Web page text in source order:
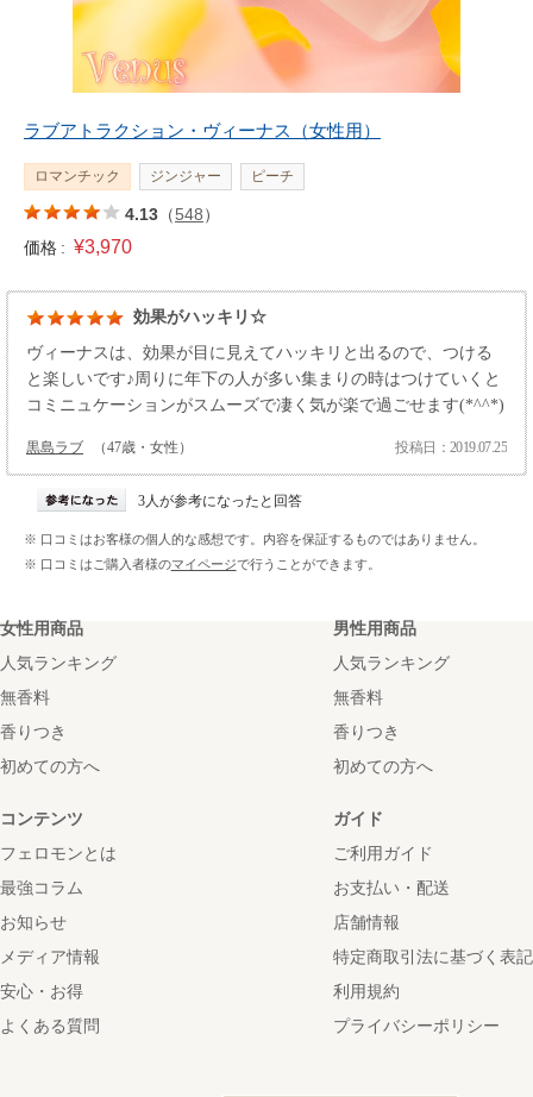
ラブアトラクション・ヴィーナス（女性用）
ロマンチック ジンジャー ピーチ
4.13 （548）
価格 : ¥3,970
効果がハッキリ☆
ヴィーナスは、効果が目に見えてハッキリと出るので、つける
と楽しいです♪周りに年下の人が多い集まりの時はつけていくと
コミニュケーションがスムーズで凄く気が楽で過ごせます(*^^*)
黒島ラブ （47歳・女性） 投稿日：2019.07.25
3人が参考になったと回答
※ 口コミはお客様の個人的な感想です。内容を保証するものではありません。
※ 口コミはご購入者様のマイページで行うことができます。
女性用商品
人気ランキング
無香料
香りつき
初めての方へ
男性用商品
人気ランキング
無香料
香りつき
初めての方へ
コンテンツ
フェロモンとは
最強コラム
お知らせ
メディア情報
安心・お得
よくある質問
ガイド
ご利用ガイド
お支払い・配送
店舗情報
特定商取引法に基づく表記
利用規約
プライバシーポリシー